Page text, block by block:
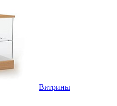
Витрины